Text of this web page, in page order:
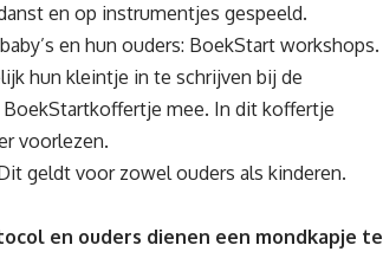
en op instrumentjes gespeeld.
en hun ouders: BoekStart workshops.
hun kleintje in te schrijven bij de
mee. In dit koffertje
voorlezen.
geldt voor zowel ouders als kinderen.
en ouders dienen een mondkapje te